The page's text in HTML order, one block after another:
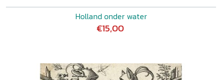
Holland onder water
€15,00